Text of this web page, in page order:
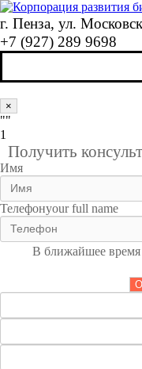
г. Пенза, ул.
+7 (927) 289 9698
×
""
1
Получить
Имя
Телефонyour full name
В ближайшее время